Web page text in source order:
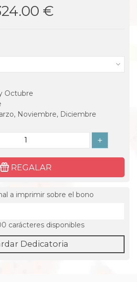
€
Octubre
Noviembre, Diciembre
+
REGALAR
a imprimir sobre el bono
carácteres disponibles
Dedicatoria